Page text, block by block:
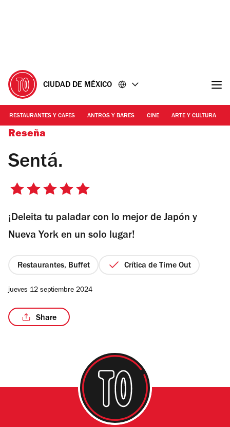
CIUDAD DE MÉXICO
RESTAURANTES Y CAFES ANTROS Y BARES CINE ARTE Y CULTURA
Reseña
Sentá.
5
5
estrellas
¡Deleita tu paladar con lo mejor de Japón y
Nueva York en un solo lugar!
Restaurantes, Buffet Crítica de Time Out
jueves 12 septiembre 2024
Share